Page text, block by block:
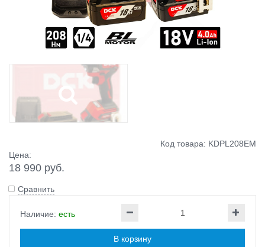
Код товара: KDPL208EM
Цена:
18 990 руб.
Сравнить
Наличие: есть
В корзину